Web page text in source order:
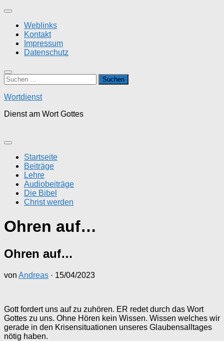
Zum
springenWeblinks
Kontakt
Impressum
Datenschutz
Suchen
nach:
Wortdienst
Dienst am Wort Gottes
Startseite
Beiträge
Lehre
Audiobeiträge
Die Bibel
Christ werden
Ohren auf…
Ohren auf…
von Andreas · 15/04/2023
Gott fordert uns auf zu zuhören. ER redet durch das Wort
Gottes zu uns. Ohne Hören kein Wissen. Wissen welches wir
gerade in den Krisensituationen unseres Glaubensalltages
nötig haben.